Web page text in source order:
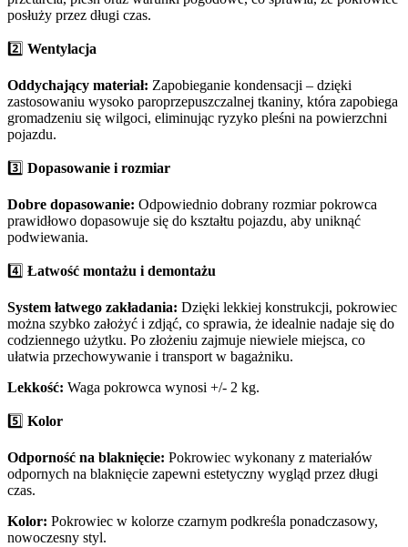
posłuży przez długi czas.
2️⃣ Wentylacja
Oddychający materiał: Zapobieganie kondensacji – dzięki
zastosowaniu wysoko paroprzepuszczalnej tkaniny, która zapobiega
gromadzeniu się wilgoci, eliminując ryzyko pleśni na powierzchni
pojazdu.
3️⃣ Dopasowanie i rozmiar
Dobre dopasowanie: Odpowiednio dobrany rozmiar pokrowca
prawidłowo dopasowuje się do kształtu pojazdu, aby uniknąć
podwiewania.
4️⃣ Łatwość montażu i demontażu
System łatwego zakładania: Dzięki lekkiej konstrukcji, pokrowiec
można szybko założyć i zdjąć, co sprawia, że idealnie nadaje się do
codziennego użytku. Po złożeniu zajmuje niewiele miejsca, co
ułatwia przechowywanie i transport w bagażniku.
Lekkość: Waga pokrowca wynosi +/- 2 kg.
5️⃣ Kolor
Odporność na blaknięcie: Pokrowiec wykonany z materiałów
odpornych na blaknięcie zapewni estetyczny wygląd przez długi
czas.
Kolor: Pokrowiec w kolorze czarnym podkreśla ponadczasowy,
nowoczesny styl.